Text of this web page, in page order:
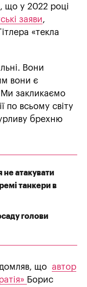
що у 2022 році
заяви,
«текла
Вони
вони є
Ми закликаємо
по всьому світу
брехню
не атакувати
танкери в
голови
що автор
Борис